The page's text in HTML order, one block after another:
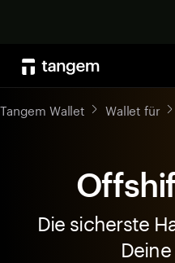
Tangem Wallet Wallet für
Die sicherste